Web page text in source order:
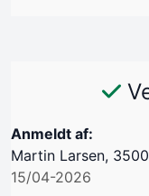
Anmeldt af:
Martin Larsen,
15/04-2026